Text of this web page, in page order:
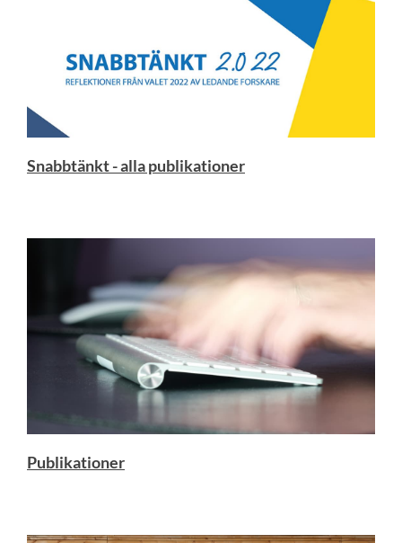
Snabbtänkt - alla publikationer
Publikationer